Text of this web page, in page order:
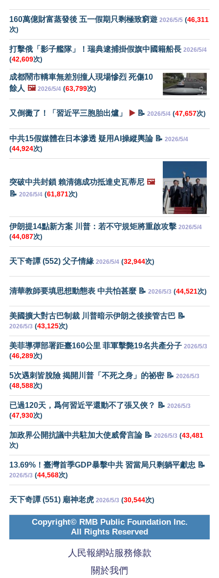
160萬億財富蒸發後 五一假期只剩極致窮遊 2026/5/5 (46,311
次)
打擊俄「影子艦隊」！瑞典逮捕掛假旗中國籍船長 2026/5/4
(42,609次)
成都鬧市轎車無差別撞人現場慘烈 死傷10
餘人 🖼️ 2026/5/4 (63,799次)
又倒黴了！「習近平三胞胎出爐」 ▶️ 📝 2026/5/4 (47,657次)
中共15假媒體在日本滲透 疑用AI操縱輿論 📝 2026/5/4
(44,924次)
突破中共封鎖 賴清德成功抵達史瓦蒂尼 🖼️
📝 2026/5/4 (61,871次)
伊朗提14點新方案 川普：若不守規矩將重啟攻擊 2026/5/4
(44,087次)
天下奇譚 (552) 父子情緣 2026/5/4 (32,944次)
清華教師要填思想動態表 中共怕甚麼 📝 2026/5/3 (44,521次)
美國擴大對古巴制裁 川普暗示伊朗之後接管古巴 📝
2026/5/3 (43,125次)
美菲導彈部署距臺160公里 菲軍擊斃19名共產分子 2026/5/3
(46,289次)
5次遇刺皆脫險 揭開川普「不死之身」的祕密 📝 2026/5/3
(48,588次)
已過120天，爲何習近平還動不了張又俠？ 📝 2026/5/3
(47,930次)
加政界公開抗議中共駐加大使威脅言論 📝 2026/5/3 (43,481
次)
13.69%！臺灣首季GDP暴擊中共 習當局只剩躺平獻忠 📝
2026/5/3 (44,568次)
天下奇譚 (551) 廟神老虎 2026/5/3 (30,544次)
Copyright© RMB Public Foundation Inc.
All Rights Reserved
人民報網站服務條款
關於我們